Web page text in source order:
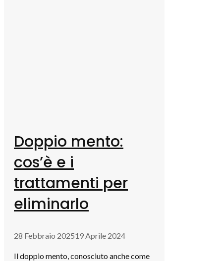
Doppio mento:
cos’è e i
trattamenti per
eliminarlo
28 Febbraio 202519 Aprile 2024
Il doppio mento, conosciuto anche come